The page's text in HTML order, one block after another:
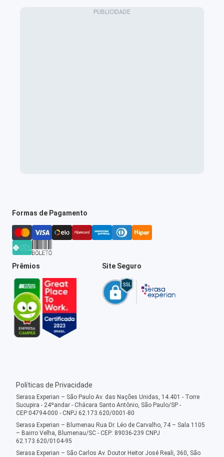
Formas de Pagamento
Prêmios Site Seguro
Políticas de Privacidade
Serasa Experian – São Paulo Av. das Nações Unidas, 14.401 - Torre
Sucupira - 24ºandar - Chácara Santo Antônio, São Paulo/SP -
CEP:04794-000 - CNPJ 62.173.620/0001-80
Serasa Experian – Blumenau Rua Dr. Léo de Carvalho, 74 – Sala 1105
– Bairro Velha, Blumenau/SC - CEP: 89036-239 CNPJ
62.173.620/0104-95
Serasa Experian – São Carlos Av. Doutor Heitor José Reali, 360, São